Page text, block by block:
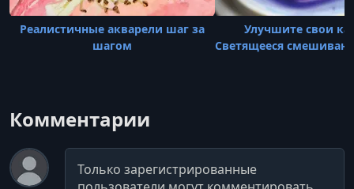
Реалистичные акварели шаг за
шагом
Улучшите свои
Светящееся
Комментарии
Комментарий